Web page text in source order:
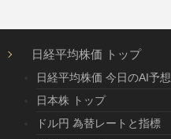
日経平均株価 トップ
日経平均株価 今日のAI予想
日本株 トップ
ドル円 為替レートと指標